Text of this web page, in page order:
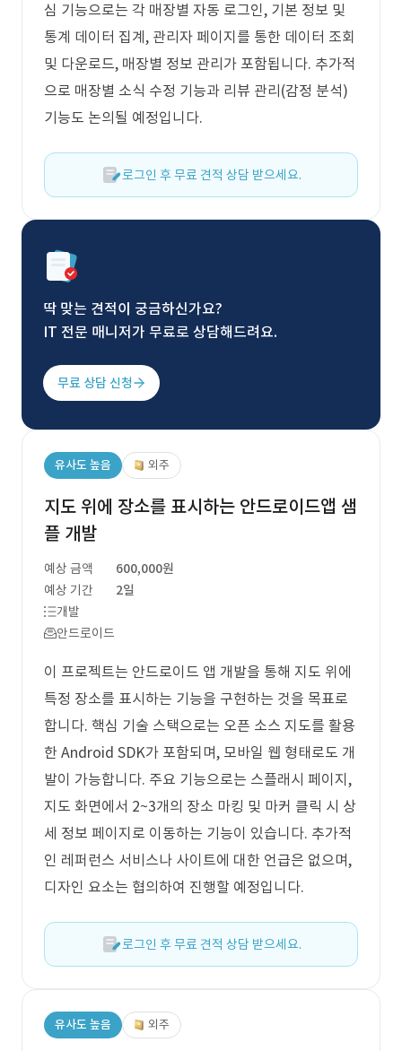
심 기능으로는 각 매장별 자동 로그인, 기본 정보 및
통계 데이터 집계, 관리자 페이지를 통한 데이터 조회
및 다운로드, 매장별 정보 관리가 포함됩니다. 추가적
으로 매장별 소식 수정 기능과 리뷰 관리(감정 분석)
기능도 논의될 예정입니다.
로그인 후 무료 견적 상담 받으세요.
딱 맞는 견적이 궁금하신가요?
IT 전문 매니저가 무료로 상담해드려요.
무료 상담 신청
유사도 높음 외주
지도 위에 장소를 표시하는 안드로이드앱 샘
플 개발
예상 금액
600,000원
예상 기간
2일
개발
안드로이드
이 프로젝트는 안드로이드 앱 개발을 통해 지도 위에
특정 장소를 표시하는 기능을 구현하는 것을 목표로
합니다. 핵심 기술 스택으로는 오픈 소스 지도를 활용
한 Android SDK가 포함되며, 모바일 웹 형태로도 개
발이 가능합니다. 주요 기능으로는 스플래시 페이지,
지도 화면에서 2~3개의 장소 마킹 및 마커 클릭 시 상
세 정보 페이지로 이동하는 기능이 있습니다. 추가적
인 레퍼런스 서비스나 사이트에 대한 언급은 없으며,
디자인 요소는 협의하여 진행할 예정입니다.
로그인 후 무료 견적 상담 받으세요.
유사도 높음 외주